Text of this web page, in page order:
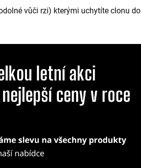
vůči rzi) kterými uchytíte clonu do